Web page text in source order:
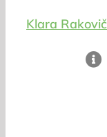
Klara Rakovič